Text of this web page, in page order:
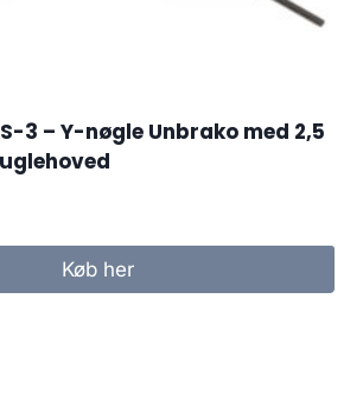
3 – Y-nøgle Unbrako med 2,5
Køb her